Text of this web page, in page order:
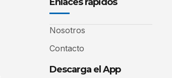
Nosotros
Contacto
Descarga el App